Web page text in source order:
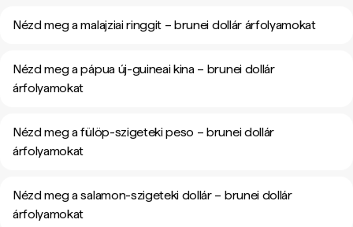
Nézd meg a malajziai ringgit – brunei dollár árfolyamokat
Nézd meg a pápua új-guineai kina – brunei dollár
árfolyamokat
Nézd meg a fülöp-szigeteki peso – brunei dollár
árfolyamokat
Nézd meg a salamon-szigeteki dollár – brunei dollár
árfolyamokat